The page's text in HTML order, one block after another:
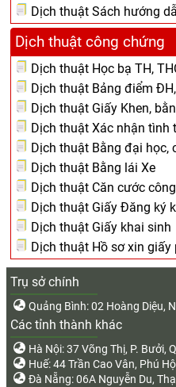
Dịch thuật Sách hướng
Dịch thuật công chứng
Dịch thuật Học bạ TH,
Dịch thuật Bảng điểm
Dịch thuật Giấy Khen,
Dịch thuật Xác nhận tình
Dịch thuật Bằng đại học,
Dịch thuật Bằng lái Xe
Dịch thuật Căn cước
Dịch thuật Giấy Đăng ký
Dịch thuật Giấy khai sinh
Dịch thuật Hồ sơ xin giấy
Trụ sở chính
Quảng Bình: 02 Hoàng Diệu,
Các tỉnh thành khác
Hà Nội: 37 Võng Thị, P. Bưởi,
Huế: 44 Trần Cao Vân, Phú
Đà Nẵng: 06A Nguyễn Du,